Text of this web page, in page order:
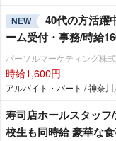
NEW
40代の方活躍
ーム受付・事務/時給
パーソルマーケティング株
時給1,600円
アルバイト・パート / 神奈川
寿司店ホールスタッ
校生も同時給 豪華な